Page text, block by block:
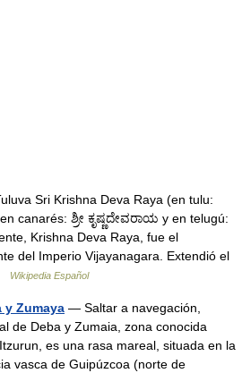
Sri Krishna Deva Raya (en tulu:
canarés: ಶ್ರೀ ಕೃಷ್ಣದೇವರಾಯ y en telugú:
Krishna Deva Raya, fue el
del Imperio Vijayanagara. Extendió el
Wikipedia Español
y Zumaya — Saltar a navegación,
de Deba y Zumaia, zona conocida
es una rasa mareal, situada en la
vasca de Guipúzcoa (norte de